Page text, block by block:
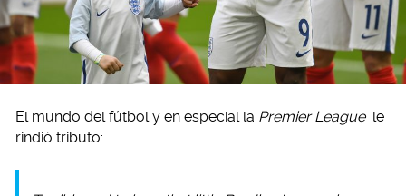
El mundo del fútbol y en especial la Premier League le
rindió tributo: